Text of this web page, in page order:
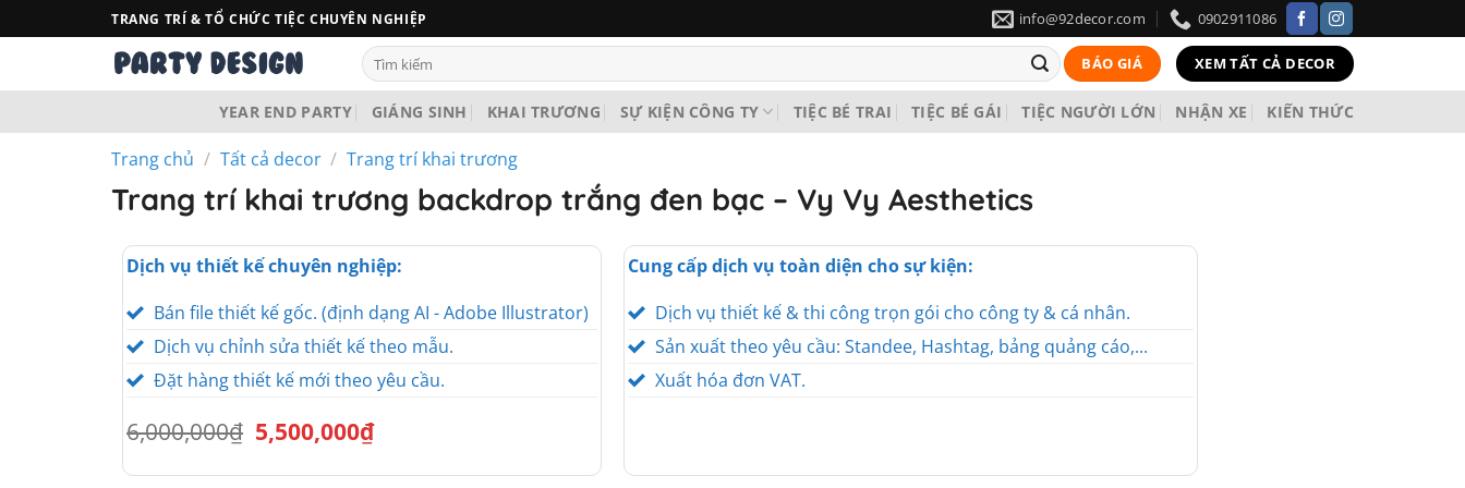
qua
dung
TRANG TRÍ & TỔ CHỨC TIỆC CHUYÊN NGHIỆP info@92decor.com 0902911086
Tìm
kiếm:
BÁO GIÁ XEM TẤT CẢ DECOR
YEAR END PARTY GIÁNG SINH KHAI TRƯƠNG SỰ KIỆN CÔNG TY TIỆC BÉ TRAI TIỆC BÉ GÁI TIỆC NGƯỜI LỚN NHẬN XE KIẾN THỨC
Trang chủ / Tất cả decor / Trang trí khai trương
Trang trí khai trương backdrop trắng đen bạc – Vy Vy Aesthetics
Dịch vụ thiết kế chuyên nghiệp:
Bán file thiết kế gốc. (định dạng AI - Adobe Illustrator)
Dịch vụ chỉnh sửa thiết kế theo mẫu.
Đặt hàng thiết kế mới theo yêu cầu.
6,000,000₫ Giá
gốc
là:
5,500,000₫Giá
tại
Cung cấp dịch vụ toàn diện cho sự kiện:
Dịch vụ thiết kế & thi công trọn gói cho công ty & cá nhân.
Sản xuất theo yêu cầu: Standee, Hashtag, bảng quảng cáo,...
Xuất hóa đơn VAT.